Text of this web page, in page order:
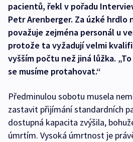
pacientů, řekl v pořadu
Petr Arenberger. Za úzké hrdlo
považuje zejména personál u
protože ta vyžadují velmi
vyšším počtu než jiná lůžka.
se musíme protahovat.“
Předminulou sobotu musela
zastavit přijímání standardních
dostupná kapacita zvýšila,
úmrtím. Vysoká úmrtnost je